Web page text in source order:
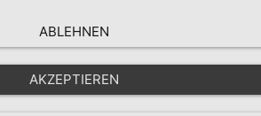
ABLEHNEN
AKZEPTIEREN